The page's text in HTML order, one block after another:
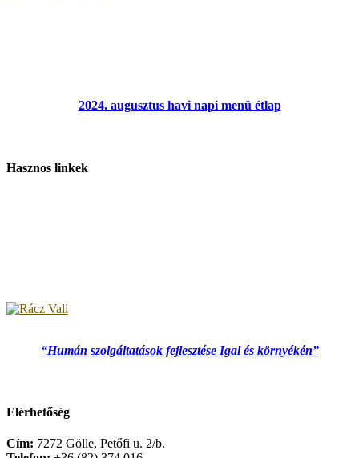
2024. augusztus havi napi menü étlap
Hasznos linkek
“Humán szolgáltatások fejlesztése Igal és környékén”
Elérhetőség
Cím: 7272 Gölle, Petőfi u. 2/b.